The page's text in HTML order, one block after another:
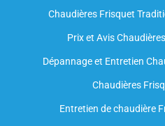
Chaudières Frisquet
Prix et Avis
Dépannage et Entretien
Chaudières
Entretien de chaudière